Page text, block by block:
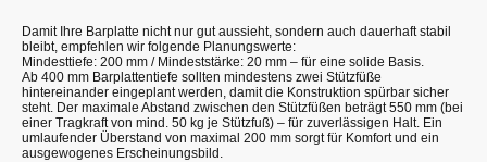
Damit Ihre Barplatte nicht nur gut aussieht, sondern auch dauerhaft stabil
bleibt, empfehlen wir folgende Planungswerte:
Mindesttiefe: 200 mm / Mindeststärke: 20 mm – für eine solide Basis.
Ab 400 mm Barplattentiefe sollten mindestens zwei Stützfüße
hintereinander eingeplant werden, damit die Konstruktion spürbar sicher
steht. Der maximale Abstand zwischen den Stützfüßen beträgt 550 mm (bei
einer Tragkraft von mind. 50 kg je Stützfuß) – für zuverlässigen Halt. Ein
umlaufender Überstand von maximal 200 mm sorgt für Komfort und ein
ausgewogenes Erscheinungsbild.